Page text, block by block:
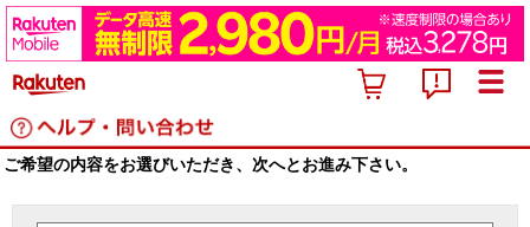
ご希望の内容をお選びいただき、次へとお進み下さい。